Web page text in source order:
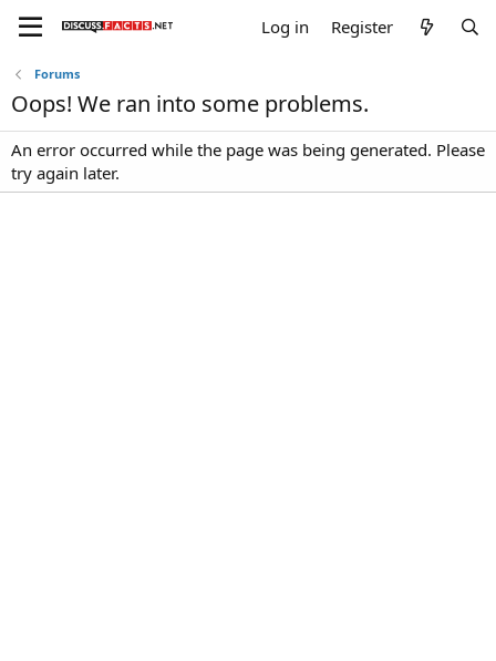
Log in Register
Forums
Oops! We ran into some problems.
An error occurred while the page was being generated. Please
try again later.